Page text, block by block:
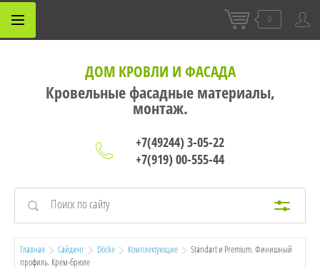
0
ДОМ КРОВЛИ И ФАСАДА
Кровельные фасадные материалы,
монтаж.
+7(49244) 3-05-22
+7(919) 00-555-44
Главная Сайдинг Döcke Комплектующие
  Standart и Premium. Финишный
профиль. Крем-брюле